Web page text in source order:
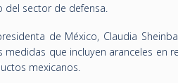
del sector de defensa.
de México, Claudia
que incluyen aranceles en
mexicanos.